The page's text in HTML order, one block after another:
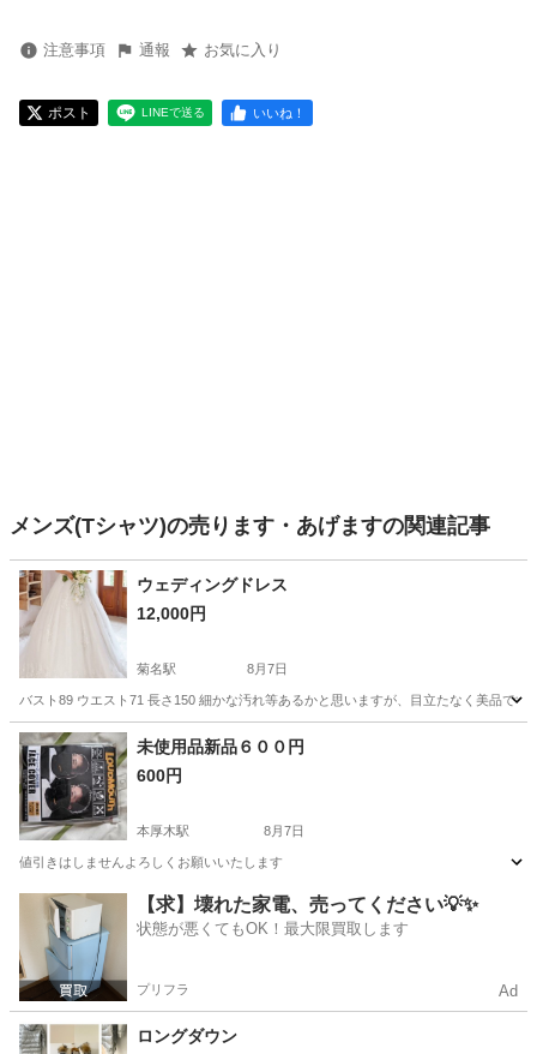
注意事項 通報 お気に入り
ポスト LINEで送る いいね！
メンズ(Tシャツ)の売ります・あげますの関連記事
ウェディングドレス
12,000円
菊名駅 8月7日
バスト89 ウエスト71 長さ150 細かな汚れ等あるかと思いますが、目立たなく美品です
神奈川 横浜市 菊名駅 ドレス ウェディングドレス
未使用品新品６００円
600円
本厚木駅 8月7日
値引きはしませんよろしくお願いいたします
神奈川 本厚木駅 その他 新品
【求】壊れた家電、売ってください💡✨
状態が悪くてもOK！最大限買取します
プリフラ Ad
ロングダウン